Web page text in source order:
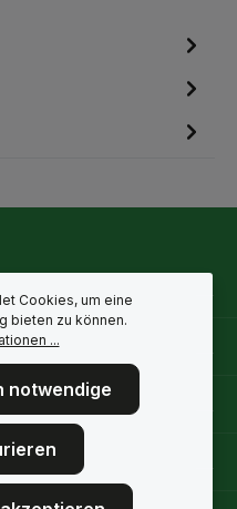
Cookies, um eine
bieten zu können.
...
notwendige